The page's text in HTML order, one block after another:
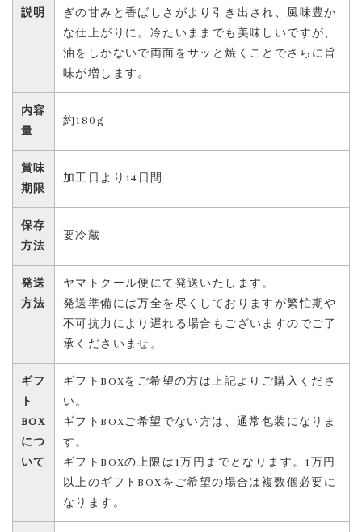
説明
ぎの甘みと香ばしさがより引き出され、風味豊か
な仕上がりに。冷たいままでも美味しいですが、
油をしかないで両面をサッと焼くことでさらに旨
味が増します。
内容
量
約180g
賞味
期限
加工日より14日間
保存
方法
要冷蔵
発送
方法
ヤマトクール便にて発送いたします。
発送準備には万全を尽くしておりますが繁忙期や
不可抗力により遅れる場合もございますのでご了
承くださいませ。
ギフ
ト
BOX
につ
いて
ギフトBOXをご希望の方は上記よりご購入くださ
い。
ギフトBOXご希望でない方は、通常包装になりま
す。
ギフトBOXの上限は1万円までとなります。1万円
以上のギフトBOXをご希望の場合は複数個必要に
なります。